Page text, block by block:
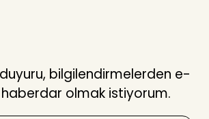
bilgilendirmelerden e-
olmak istiyorum.